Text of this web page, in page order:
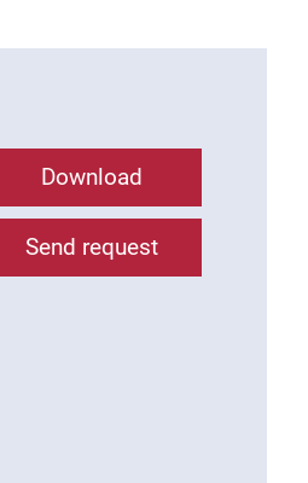
Download
Send request